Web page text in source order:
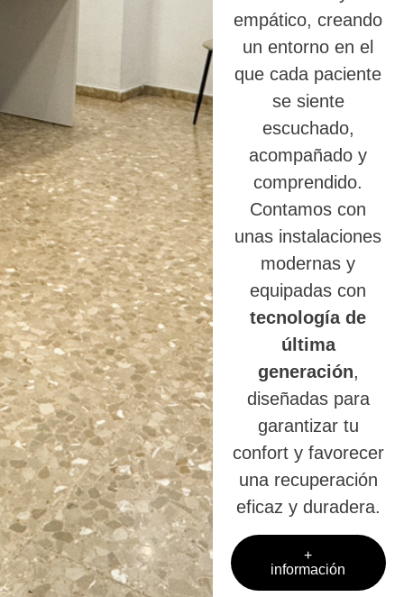
empático, creando
un entorno en el
que cada paciente
se siente
escuchado,
acompañado y
comprendido.
Contamos con
unas instalaciones
modernas y
equipadas con
tecnología de
última
generación,
diseñadas para
garantizar tu
confort y favorecer
una recuperación
eficaz y duradera.
+
información